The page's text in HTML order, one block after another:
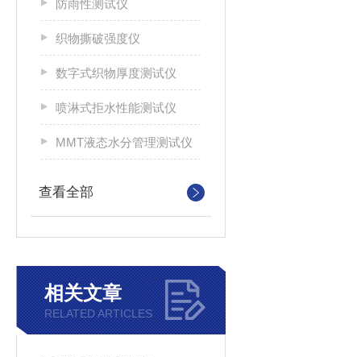
防雨性测试仪
织物撕破强度仪
数字式织物厚度测试仪
喷淋式拒水性能测试仪
MMT液态水分管理测试仪
查看全部
相关文章
RELATED ARTICLES